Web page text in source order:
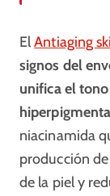
ElAntiaging
signos del
unifica el
niacinamida
producción
de la piel y